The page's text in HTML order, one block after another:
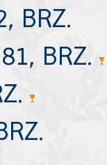
BRZ.
BRZ.